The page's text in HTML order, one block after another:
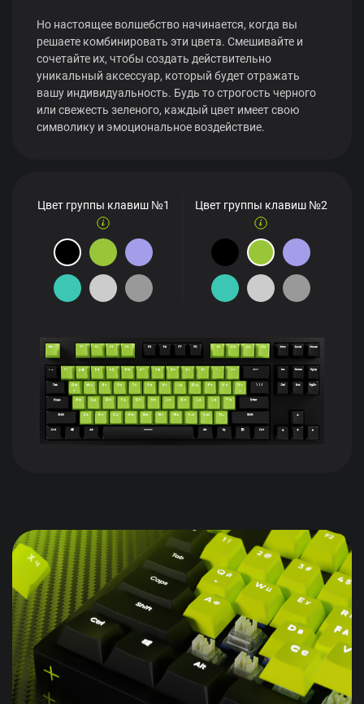
Но настоящее волшебство начинается, когда вы
решаете комбинировать эти цвета. Смешивайте и
сочетайте их, чтобы создать действительно
уникальный аксессуар, который будет отражать
вашу индивидуальность. Будь то строгость черного
или свежесть зеленого, каждый цвет имеет свою
символику и эмоциональное воздействие.
Цвет группы клавиш №1 Цвет группы клавиш №2